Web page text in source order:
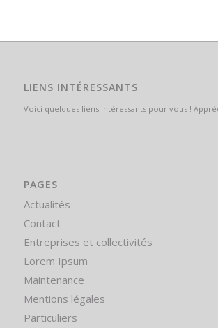
LIENS INTÉRESSANTS
Voici quelques liens intéressants pour vous !
PAGES
Actualités
Contact
Entreprises et collectivités
Lorem Ipsum
Maintenance
Mentions légales
Particuliers